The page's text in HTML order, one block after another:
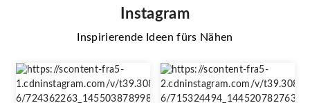
Instagram
Inspirierende Ideen fürs Nähen